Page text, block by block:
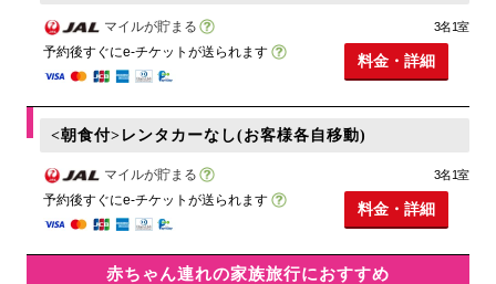
マイルが貯まる
予約後すぐにe-チケットが送られます
3名1室
料金・詳細
<朝食付>レンタカーなし(お客様各自移動)
マイルが貯まる
予約後すぐにe-チケットが送られます
3名1室
料金・詳細
赤ちゃん連れの家族旅行におすすめ